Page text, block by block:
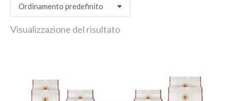
Visualizzazione del risultato